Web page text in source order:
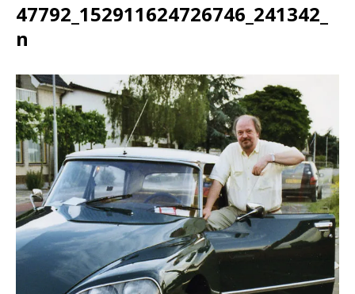
47792_152911624726746_241342_
n